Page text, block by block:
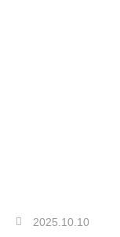
2025.10.10